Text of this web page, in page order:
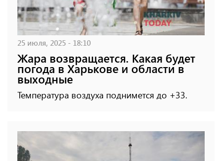
25 июля, 2025 - 18:10
Жара возвращается. Какая будет
погода в Харькове и области в
выходные
Температура воздуха поднимется до +33.